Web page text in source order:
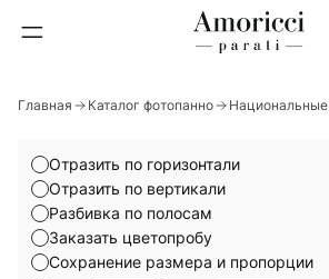
Главная Каталог фотопанно Национальные
Сохранение размера и пропорции
Отразить по горизонтали
Отразить по вертикали
Разбивка по полосам
Заказать цветопробу